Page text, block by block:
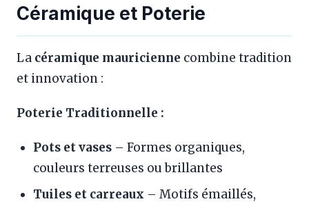
Céramique et Poterie
La céramique mauricienne combine tradition
et innovation :
Poterie Traditionnelle :
Pots et vases – Formes organiques,
couleurs terreuses ou brillantes
Tuiles et carreaux – Motifs émaillés,